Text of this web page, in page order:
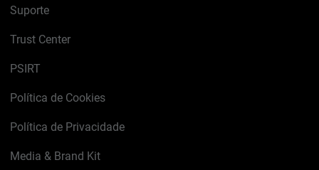
Suporte
Trust Center
PSIRT
Política de Cookies
Política de Privacidade
Media & Brand Kit